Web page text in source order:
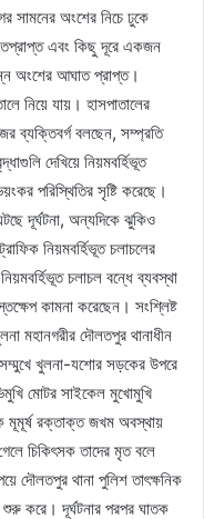
সামনের অংশের নিচে ঢুকে
এবং কিছু দূরে একজন
অংশের আঘাত প্রাপ্ত।
নিয়ে যায়। হাসপাতালের
ব্যক্তিবর্গ বলছেন, সম্প্রতি
দেখিয়ে নিয়মবর্হিভূত
পরিস্থিতির সৃষ্টি করেছে।
দূর্ঘটনা, অন্যদিকে ঝুকিও
নিয়মবর্হিভূত চলাচলের
চলাচল বন্ধে ব্যবস্থা
কামনা করেছেন। সংশ্লিষ্ট
মহানগরীর দৌলতপুর থানাধীন
সম্মুখে খুলনা-যশোর সড়কের উপরে
মোটর সাইকেল মুখোমুখি
মূমূর্ষ রক্তাক্ত জখম অবস্থায়
চিকিৎসক তাদের মৃত বলে
দৌলতপুর থানা পুলিশ তাৎক্ষনিক
শুরু করে। দূর্ঘটনার পরপর ঘাতক